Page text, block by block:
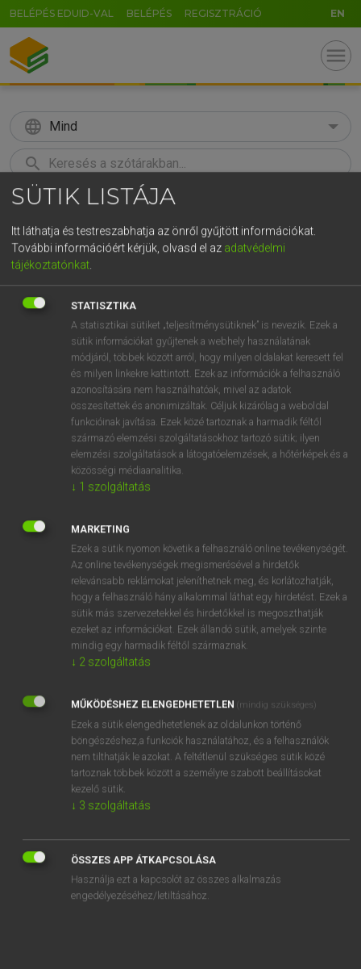
BELÉPÉS EDUID-VAL BELÉPÉS REGISZTRÁCIÓ EN
menu
language Mind
search
KERESÉS
Európai uniós terminológiai szótár
VAN ELŐFIZETÉSED?
Van előfizetésem a teljes szócikk megtekintéséhez.
BELÉPÉS
NINCS ELŐFIZETÉSED?
Nincs regisztrációm és előfizetésem. A szótár 2 órás,
díjmentes próbaverziójának elindításához regisztrálok és
belépek.
REGISZTRÁCIÓ
EURÓPAI UNIÓS TERMINOLÓGIAI SZÓTÁR
Kapcsolódó anyagok
kamatszelvény nélküli kötvény
kamattámogatás
kamattámogatás
SÜTIK LISTÁJA
Itt láthatja és testreszabhatja az önről gyűjtött információkat.
További információért kérjük, olvasd el az adatvédelmi
tájékoztatónkat.
STATISZTIKA
A statisztikai sütiket „teljesítménysütiknek” is nevezik. Ezek a
sütik információkat gyűjtenek a webhely használatának
módjáról, többek között arról, hogy milyen oldalakat keresett fel
és milyen linkekre kattintott. Ezek az információk a felhasználó
azonosítására nem használhatóak, mivel az adatok
összesítettek és anonimizáltak. Céljuk kizárólag a weboldal
funkcióinak javítása. Ezek közé tartoznak a harmadik féltől
származó elemzési szolgáltatásokhoz tartozó sütik; ilyen
elemzési szolgáltatások a látogatóelemzések, a hőtérképek és a
közösségi médiaanalitika.
↓ 1 szolgáltatás
MARKETING
Ezek a sütik nyomon követik a felhasználó online tevékenységét.
Az online tevékenységek megismerésével a hirdetők
relevánsabb reklámokat jeleníthetnek meg, és korlátozhatják,
hogy a felhasználó hány alkalommal láthat egy hirdetést. Ezek a
sütik más szervezetekkel és hirdetőkkel is megoszthatják
ezeket az információkat. Ezek állandó sütik, amelyek szinte
mindig egy harmadik féltől származnak.
↓ 2 szolgáltatás
MŰKÖDÉSHEZ ELENGEDHETETLEN (mindig szükséges)
Ezek a sütik elengedhetetlenek az oldalunkon történő
böngészéshez,a funkciók használatához, és a felhasználók
nem tilthatják le azokat. A feltétlenül szükséges sütik közé
tartoznak többek között a személyre szabott beállításokat
kezelő sütik.
↓ 3 szolgáltatás
ÖSSZES APP ÁTKAPCSOLÁSA
Használja ezt a kapcsolót az összes alkalmazás
engedélyezéséhez/letiltásához.
GR
t z u i o p
g h j k l é á ű Ω
n m , . AltGr